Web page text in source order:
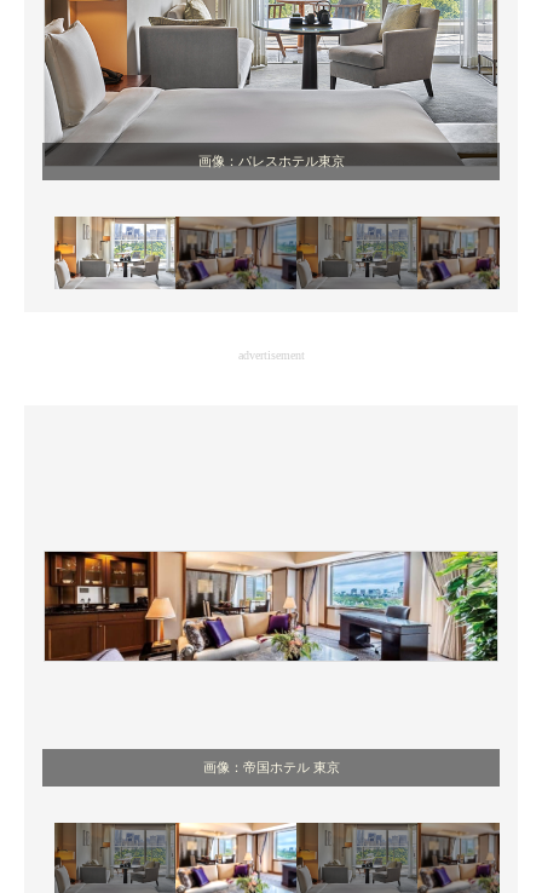
ビジネスと働き方のヒント
AI活用のいまが分かる
企業ITのトレンドを詳説
経営リーダーのコミュニティ
マーケ×ITの今がよく分かる
ITエンジニア向け専門サイト
電子設計の基本と応用
エネルギーの専門メディア
画像：パレスホテル東京
advertisement
画像：帝国ホテル 東京